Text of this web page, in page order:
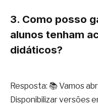
3. Como posso
alunos tenham
didáticos?
Resposta: 📚 Vamos
Disponibilizar versões